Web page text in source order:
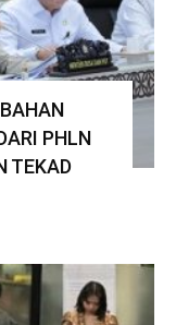
PHLN
TEKAD